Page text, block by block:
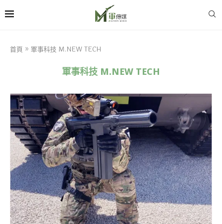
首頁 » 軍事科技 M.NEW TECH
軍事科技 M.NEW TECH